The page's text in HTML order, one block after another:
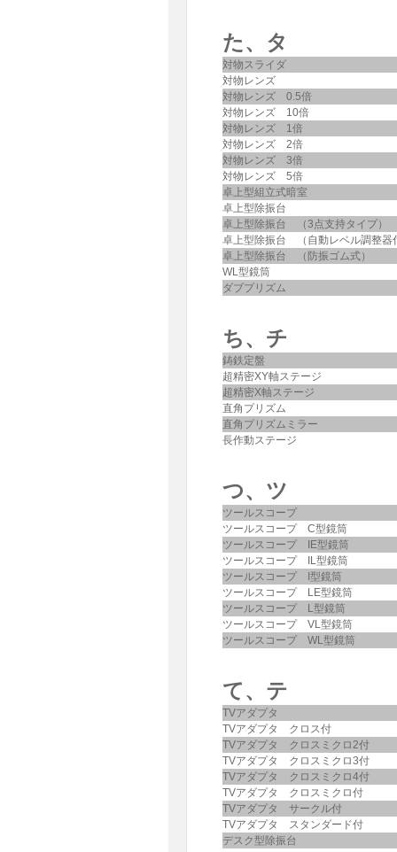
た、タ
対物スライダ
対物レンズ
対物レンズ 0.5倍
対物レンズ 10倍
対物レンズ 1倍
対物レンズ 2倍
対物レンズ 3倍
対物レンズ 5倍
卓上型組立式暗室
卓上型除振台
卓上型除振台 （3点支持タイプ）
卓上型除振台 （自動レベル調整器
卓上型除振台 （防振ゴム式）
WL型鏡筒
ダブプリズム
ち、チ
鋳鉄定盤
超精密XY軸ステージ
超精密X軸ステージ
直角プリズム
直角プリズムミラー
長作動ステージ
つ、ツ
ツールスコープ
ツールスコープ C型鏡筒
ツールスコープ IE型鏡筒
ツールスコープ IL型鏡筒
ツールスコープ I型鏡筒
ツールスコープ LE型鏡筒
ツールスコープ L型鏡筒
ツールスコープ VL型鏡筒
ツールスコープ WL型鏡筒
て、テ
TVアダプタ
TVアダプタ クロス付
TVアダプタ クロスミクロ2付
TVアダプタ クロスミクロ3付
TVアダプタ クロスミクロ4付
TVアダプタ クロスミクロ付
TVアダプタ サークル付
TVアダプタ スタンダード付
デスク型除振台